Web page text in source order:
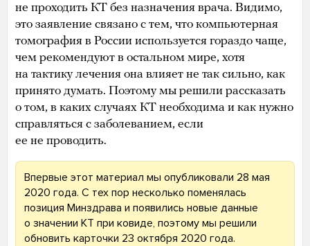
не проходить КТ без назначения врача. Видимо,
это заявление связано с тем, что компьютерная
томография в России используется гораздо чаще,
чем рекомендуют в остальном мире, хотя
на тактику лечения она влияет не так сильно, как
принято думать. Поэтому мы решили рассказать
о том, в каких случаях КТ необходима и как нужно
справляться с заболеванием, если
ее не проводить.
Впервые этот материал мы опубликовали 28 мая
2020 года. С тех пор несколько поменялась
позиция Минздрава и появились новые данные
о значении КТ при ковиде, поэтому мы решили
обновить карточки 23 октября 2020 года.